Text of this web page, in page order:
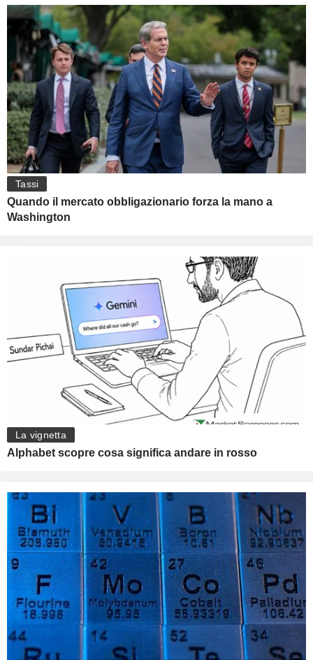
Tassi
Quando il mercato obbligazionario forza la mano a
Washington
La vignetta
Alphabet scopre cosa significa andare in rosso